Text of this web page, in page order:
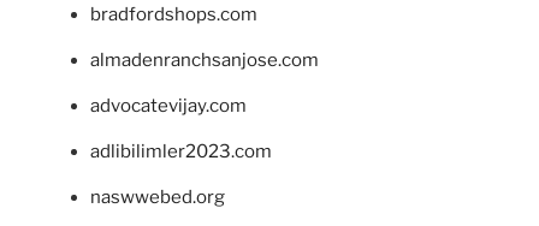
bradfordshops.com
almadenranchsanjose.com
advocatevijay.com
adlibilimler2023.com
naswwebed.org